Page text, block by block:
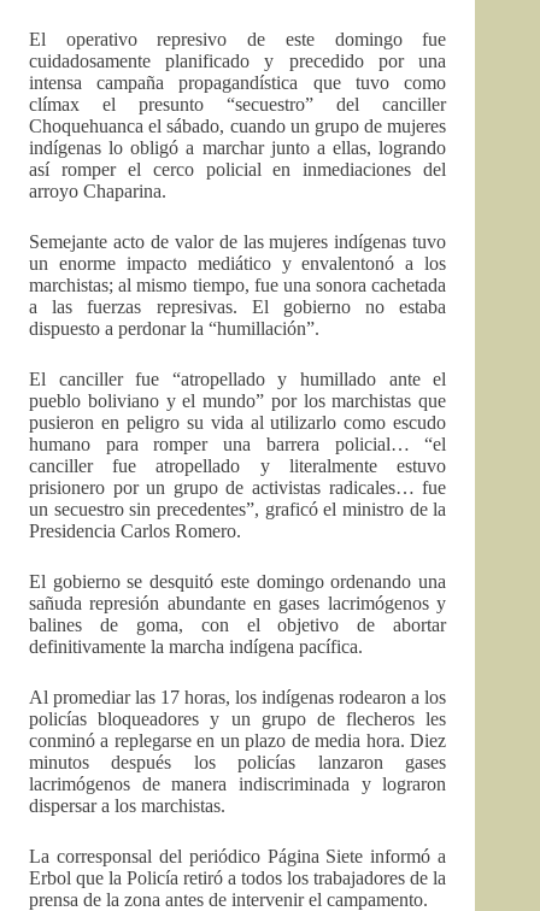
El operativo represivo de este domingo fue
cuidadosamente planificado y precedido por una
intensa campaña propagandística que tuvo como
clímax el presunto “secuestro” del canciller
Choquehuanca el sábado, cuando un grupo de mujeres
indígenas lo obligó a marchar junto a ellas, logrando
así romper el cerco policial en inmediaciones del
arroyo Chaparina.
Semejante acto de valor de las mujeres indígenas tuvo
un enorme impacto mediático y envalentonó a los
marchistas; al mismo tiempo, fue una sonora cachetada
a las fuerzas represivas. El gobierno no estaba
dispuesto a perdonar la “humillación”.
El canciller fue “atropellado y humillado ante el
pueblo boliviano y el mundo” por los marchistas que
pusieron en peligro su vida al utilizarlo como escudo
humano para romper una barrera policial… “el
canciller fue atropellado y literalmente estuvo
prisionero por un grupo de activistas radicales… fue
un secuestro sin precedentes”, graficó el ministro de la
Presidencia Carlos Romero.
El gobierno se desquitó este domingo ordenando una
sañuda represión abundante en gases lacrimógenos y
balines de goma, con el objetivo de abortar
definitivamente la marcha indígena pacífica.
Al promediar las 17 horas, los indígenas rodearon a los
policías bloqueadores y un grupo de flecheros les
conminó a replegarse en un plazo de media hora. Diez
minutos después los policías lanzaron gases
lacrimógenos de manera indiscriminada y lograron
dispersar a los marchistas.
La corresponsal del periódico Página Siete informó a
Erbol que la Policía retiró a todos los trabajadores de la
prensa de la zona antes de intervenir el campamento.